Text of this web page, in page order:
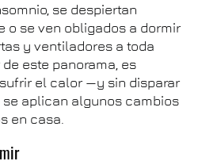
se despiertan
o se ven obligados a dormir
y ventiladores a toda
este panorama, es
el calor —y sin disparar
aplican algunos cambios
en casa.